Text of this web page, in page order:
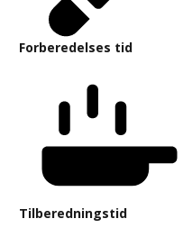
Forberedelses tid
Tilberedningstid